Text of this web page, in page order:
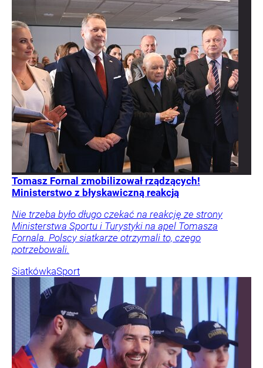
Tomasz Fornal zmobilizował rządzących!
Ministerstwo z błyskawiczną reakcją
Nie trzeba było długo czekać na reakcję ze strony
Ministerstwa Sportu i Turystyki na apel Tomasza
Fornala. Polscy siatkarze otrzymali to, czego
potrzebowali.
SiatkówkaSport